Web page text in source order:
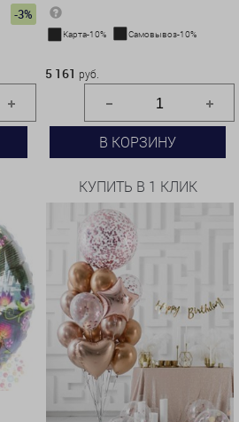
-3%
Карта-10% Самовывоз-10%
5 161 руб.
В КОРЗИНУ
КУПИТЬ В 1 КЛИК